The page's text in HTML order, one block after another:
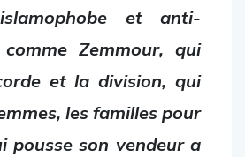
et anti-
Zemmour, qui
et la division, qui
les familles pour
pousse son vendeur a